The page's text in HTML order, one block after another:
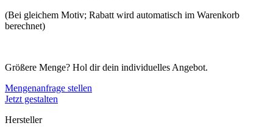
(Bei gleichem Motiv; Rabatt wird automatisch im Warenkorb
berechnet)
Größere Menge? Hol dir dein individuelles Angebot.
Mengenanfrage stellen
Jetzt gestalten
Hersteller